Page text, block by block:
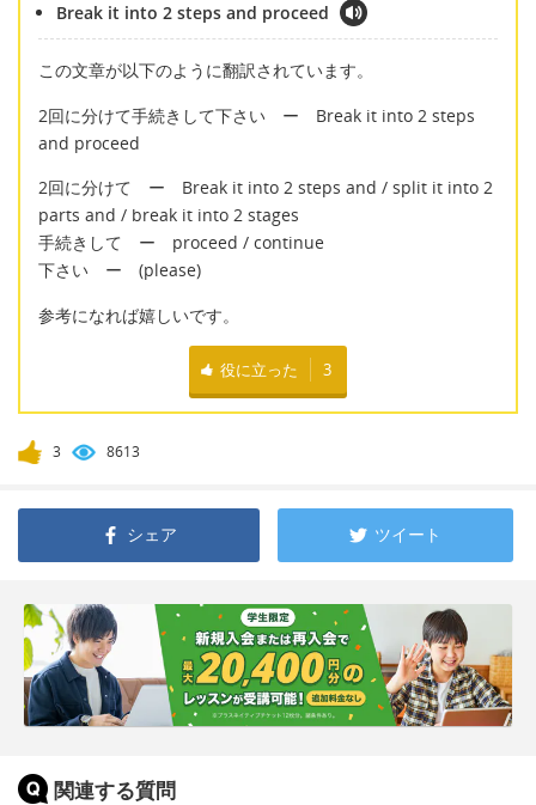
Break it into 2 steps and proceed
この文章が以下のように翻訳されています。
2回に分けて手続きして下さい ー Break it into 2 steps
and proceed
2回に分けて ー Break it into 2 steps and / split it into 2
parts and / break it into 2 stages
手続きして ー proceed / continue
下さい ー (please)
参考になれば嬉しいです。
役に立った 3
3 8613
シェア ツイート
関連する質問